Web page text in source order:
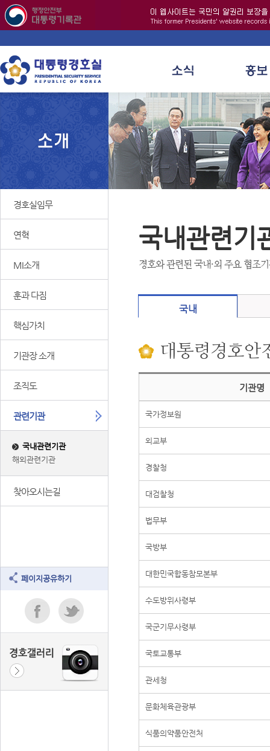
경호실임무
연혁
MI소개
훈과 다짐
핵심가치
기관장 소개
조직도
관련기관
국내관련기관
해외관련기관
찾아오시는길
페이지공유하기
국내관련기
경호와 관련된 국내·외 주요 협조
국내
대통령경호안
기관명
국가정보원
외교부
경찰청
대검찰청
법무부
국방부
대한민국합동참모본부
수도방위사령부
국군기무사령부
국토교통부
관세청
문화체육관광부
식품의약품안전처